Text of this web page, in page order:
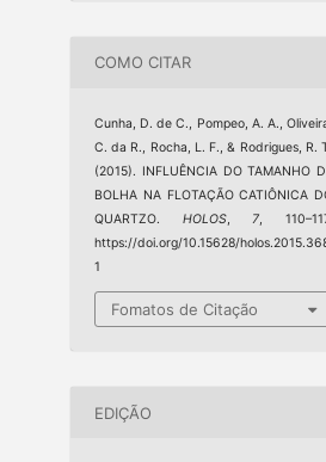
COMO CITAR
Cunha, D. de C., Pompeo, A. A.,
C. da R., Rocha, L. F., & Rodrigues, R.
(2015). INFLUÊNCIA DO TAMANHO
BOLHA NA FLOTAÇÃO CATIÔNICA
QUARTZO. HOLOS, 7 ,
https://doi.org/10.15628/
1
Fomatos de Citação
EDIÇÃO